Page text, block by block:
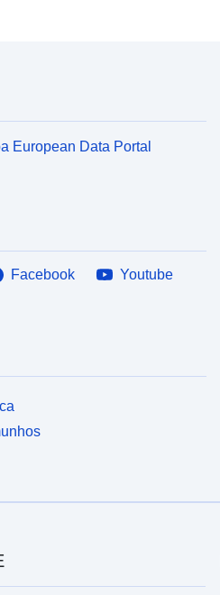
European Data Portal
Facebook
Youtube